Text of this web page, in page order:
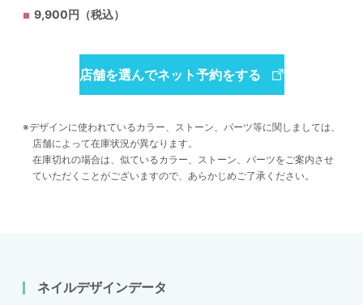
9,900円（税込）
店舗を選んでネット予約をする
デザインに使われているカラー、ストーン、パーツ等に関しましては、
店舗によって在庫状況が異なります。
在庫切れの場合は、似ているカラー、ストーン、パーツをご案内させ
ていただくことがございますので、あらかじめご了承ください。
ネイルデザインデータ